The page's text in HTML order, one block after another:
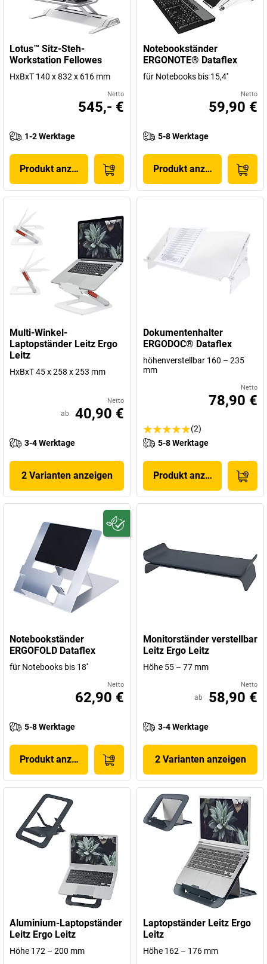
Lotus™ Sitz-Steh-
Workstation Fellowes
HxBxT 140 x 832 x 616 mm
Netto
545,- €
1-2 Werktage
Produkt anzeigen
Notebookständer
ERGONOTE® Dataflex
für Notebooks bis 15,4''
Netto
59,90 €
5-8 Werktage
Produkt anzeigen
Multi-Winkel-
Laptopständer Leitz Ergo
Leitz
HxBxT 45 x 258 x 253 mm
Netto
ab 40,90 €
3-4 Werktage
2 Varianten anzeigen
Dokumentenhalter
ERGODOC® Dataflex
höhenverstellbar 160 – 235
mm
Netto
78,90 €
(2)
5-8 Werktage
Produkt anzeigen
Notebookständer
ERGOFOLD Dataflex
für Notebooks bis 18''
Netto
62,90 €
5-8 Werktage
Produkt anzeigen
Monitorständer verstellbar
Leitz Ergo Leitz
Höhe 55 – 77 mm
Netto
ab 58,90 €
3-4 Werktage
2 Varianten anzeigen
Aluminium-Laptopständer
Leitz Ergo Leitz
Höhe 172 – 200 mm
Laptopständer Leitz Ergo
Leitz
Höhe 162 – 176 mm